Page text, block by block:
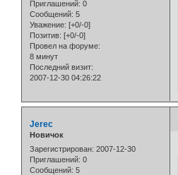
Приглашений: 0
Сообщений: 5
Уважение: [+0/-0]
Позитив: [+0/-0]
Провел на форуме:
8 минут
Последний визит:
2007-12-30 04:26:22
Jerec
Новичок
Зарегистрирован: 2007-12-30
Приглашений: 0
Сообщений: 5